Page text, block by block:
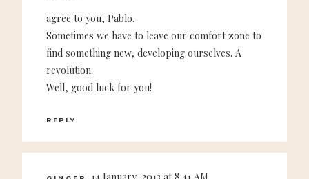
agree to you, Pablo.
Sometimes we have to leave our comfort zone to
find something new, developing ourselves. A
revolution.
Well, good luck for you!
REPLY